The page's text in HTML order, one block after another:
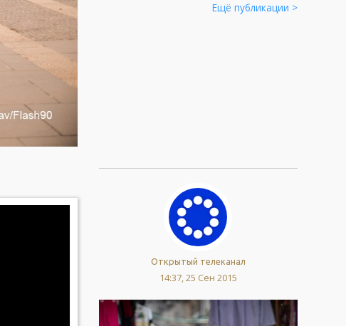
Ещё публикации >
Открытый телеканал
14:37, 25 Сен 2015